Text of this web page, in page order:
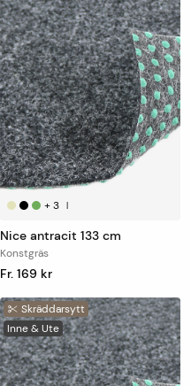
+3 |
Nice antracit 133 cm
Konstgräs
Fr. 169 kr
Skräddarsytt
Inne & Ute